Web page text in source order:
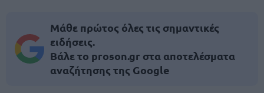
Μάθε πρώτος όλες τις σημαντικές
ειδήσεις.
Βάλε το proson.gr στα αποτελέσματα
αναζήτησης της Google